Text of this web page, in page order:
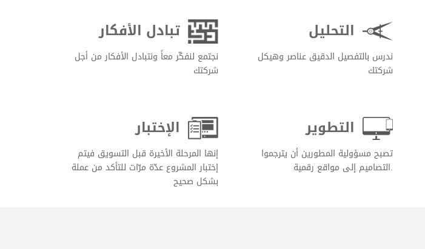
التحليل
ندرس بالتفصيل الدقيق عناصر وهيكل
شركتك
تبادل الأفكار
نجتمع لنفكّر معاً ونتبادل الأفكار من أجل
شركتك
التطوير
تصبح مسؤولية المطورين أن يترجموا
التصاميم إلى مواقع رقمية.
الإختبار
إنها المرحلة الأخيرة قبل التسويق فيتم
إختبار المشروع عدّة مرّات للتأكد من عملة
بشكل صحيح